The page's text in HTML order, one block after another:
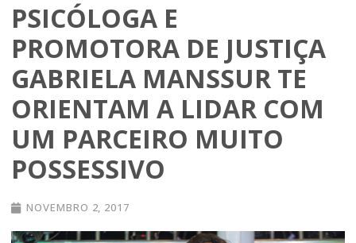
PSICÓLOGA E
PROMOTORA DE JUSTIÇA
GABRIELA MANSSUR TE
ORIENTAM A LIDAR COM
UM PARCEIRO MUITO
POSSESSIVO
NOVEMBRO 2, 2017